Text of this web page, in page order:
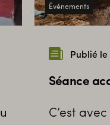
Événements
Publié le
Séance
C’est